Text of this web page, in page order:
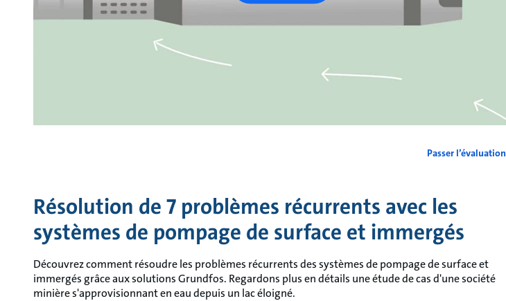
Passer l’évaluation
Résolution de 7 problèmes récurrents avec les
systèmes de pompage de surface et immergés
Découvrez comment résoudre les problèmes récurrents des systèmes de pompage de surface et
immergés grâce aux solutions Grundfos. Regardons plus en détails une étude de cas d'une société
minière s'approvisionnant en eau depuis un lac éloigné.